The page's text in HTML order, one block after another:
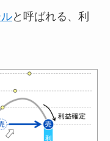
と呼ばれる、利